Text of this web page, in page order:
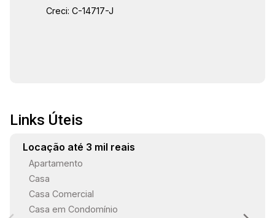
Creci: C-14717-J
Links Úteis
Locação até 3 mil reais
Apartamento
Casa
Casa Comercial
Casa em Condomínio